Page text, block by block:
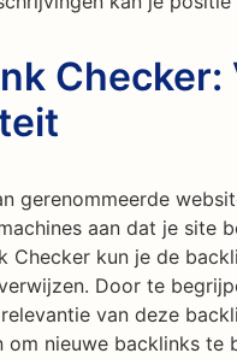
gerenommeerde
aan dat je site
Checker kun je de
Door te
van deze
om nieuwe backlinks te